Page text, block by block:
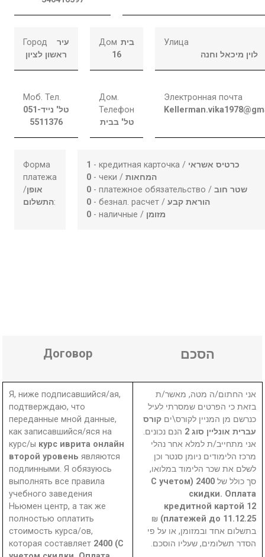
Город
עיר
ראשון לציון
Дом בית
16
Улица
לוין מיכאל וחנה
Моб. Тел.
טל' נייד051-
5511376
Дом.
Телефон
טל' בבית
Электронная почта
Форма
платежа
/אופן
התשלום:
1 - кредитная карточка / כרטיס אשראי
0 - чеки /המחאות
0 - платежное обязательство /שטר חוב
0 - безнал. расчет /הוראת קבע
0 - наличные / מזומן
Договор הסכם
Я, ниже подписавшийся/ая,
подтверждаю, что
переданные мной данные,
как записавшийся/яся на
курс/ы курс иврита онлайн
второй уровеньявляются
подлинными. Я обязуюсь
выполнять все правила
учебного заведения
Ньюмен центр, а так же
полностью оплатить
стоимость курса/ов,
которая составляет 2400 (С
אני החתום/ה מטה, מאשר/ת
בזאת כי הפרטים שמסרתי לעיל
כנרשם מן המניין לקורס\ים קורס
עברית אונליין סוג 2
הנם נכונים.
אני מתחייב/ת למלא אחר נהלי
מרכז הלימודים ניומן סנטר וכן
לשלם את שכר הלימוד במלואו,
סך כולל של
2400 (С учетом
скидки. Оплата
кредитной картой 12
платежей до 11.12.25)
₪
בתשלום אחד ובמזומן, או על פי
הסדר תשלומים, שעליו הוסכם.